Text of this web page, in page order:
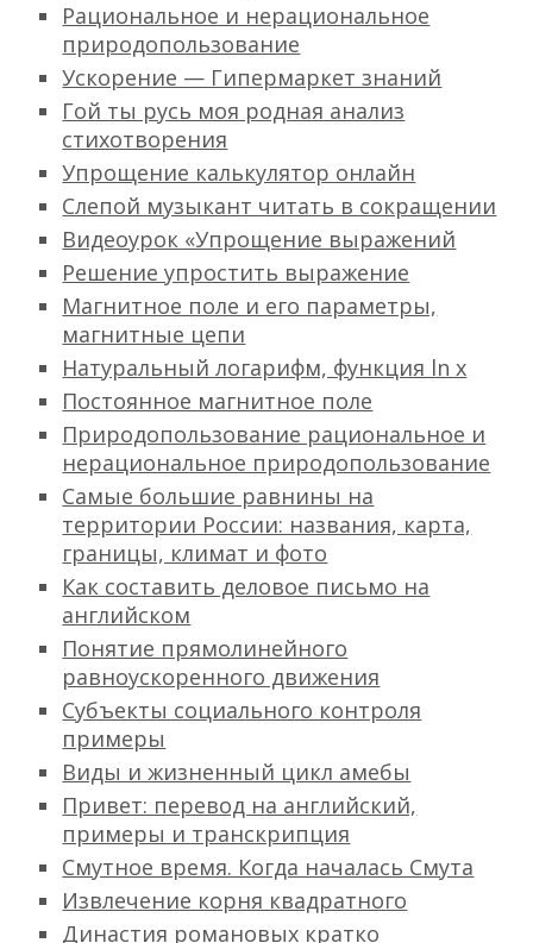
Рациональное и нерациональное
природопользование
Ускорение — Гипермаркет знаний
Гой ты русь моя родная анализ
стихотворения
Упрощение калькулятор онлайн
Слепой музыкант читать в сокращении
Видеоурок «Упрощение выражений
Решение упростить выражение
Магнитное поле и его параметры,
магнитные цепи
Натуральный логарифм, функция ln x
Постоянное магнитное поле
Природопользование рациональное и
нерациональное природопользование
Самые большие равнины на
территории России: названия, карта,
границы, климат и фото
Как составить деловое письмо на
английском
Понятие прямолинейного
равноускоренного движения
Субъекты социального контроля
примеры
Виды и жизненный цикл амебы
Привет: перевод на английский,
примеры и транскрипция
Смутное время. Когда началась Смута
Извлечение корня квадратного
Династия романовых кратко